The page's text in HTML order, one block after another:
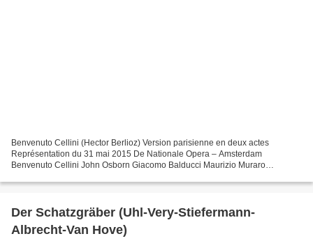
Benvenuto Cellini (Hector Berlioz) Version parisienne en deux actes
Représentation du 31 mai 2015 De Nationale Opera – Amsterdam
Benvenuto Cellini John Osborn Giacomo Balducci Maurizio Muraro
Der Schatzgräber (Uhl-Very-Stiefermann-
Albrecht-Van Hove)